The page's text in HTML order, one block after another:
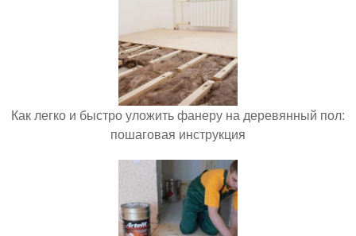
Как легко и быстро уложить фанеру на деревянный пол:
пошаговая инструкция